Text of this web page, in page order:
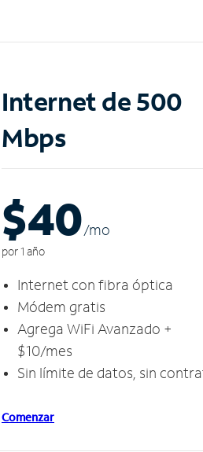
Internet de 500
Mbps
$40/mo
por 1 año
Internet con fibra óptica
Módem gratis
Agrega WiFi Avanzado +
$10/mes
Sin límite de datos, sin
Comenzar